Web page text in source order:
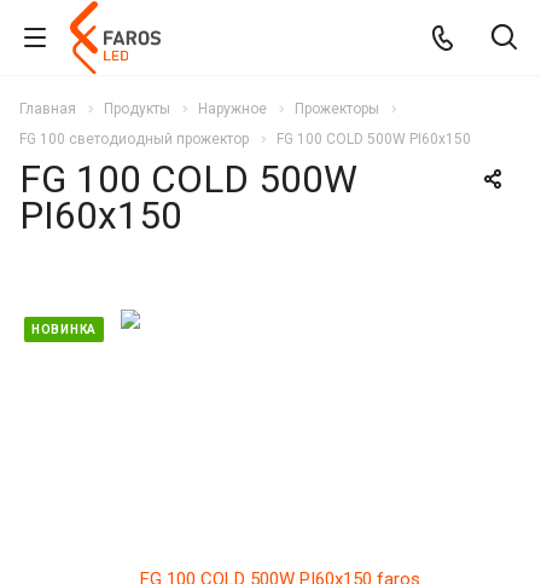
Главная Продукты Наружное
Прожекторы
FG 100 светодиодный прожектор
FG 100 COLD 500W PI60x150
FG 100 COLD 500W
PI60x150
НОВИНКА